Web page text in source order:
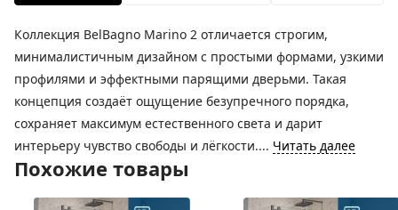
Коллекция BelBagno Marino 2 отличается строгим,
минималистичным дизайном с простыми формами, узкими
профилями и эффектными парящими дверьми. Такая
концепция создаёт ощущение безупречного порядка,
сохраняет максимум естественного света и дарит
интерьеру чувство свободы и лёгкости.... Читать далее
Похожие товары